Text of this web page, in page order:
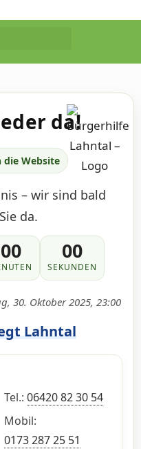
da!
Website
– wir sind bald
da.
00 00
SEKUNDEN
30. Oktober 2025, 23:00
Lahntal
Tel.: 06420 82 30 54
Mobil:
0173 287 25 51